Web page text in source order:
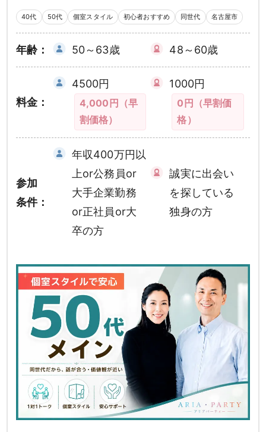
40代 50代 個室スタイル 初心者おすすめ 同世代 名古屋市
年齢： 50～63歳 48～60歳
料金：
4500円
4,000円（早
割価格）
1000円
0円（早割価
格）
参加
条件：
年収400万円以
上or公務員or
大手企業勤務
or正社員or大
卒の方
誠実に出会い
を探している
独身の方